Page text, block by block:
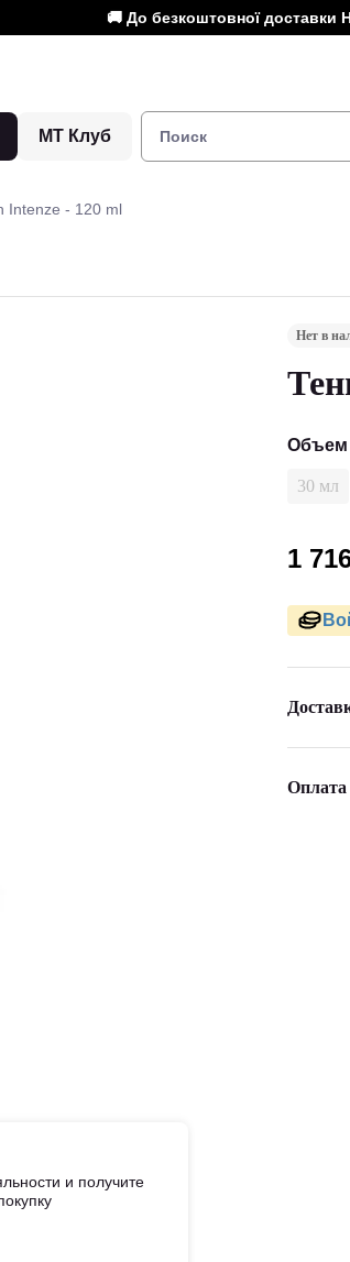
🚚 До безкоштовної доставки
МТ Клуб
Intenze - 120 ml
и получите
Нет в
Объем
30 мл
1
Оплата